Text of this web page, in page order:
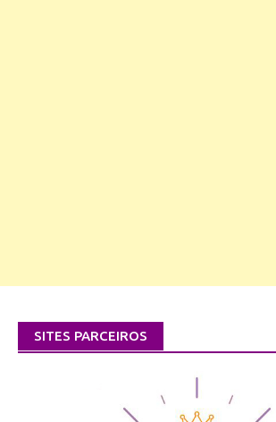
SITES PARCEIROS